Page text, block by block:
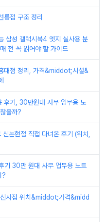
릉점 구조 정리
삼성 갤럭시북4 엣지 실사용 분
전 꼭 읽어야 할 가이드
대점 정리, 가격&middot;시설&
후기, 30만원대 사무 업무용 노
을까?
논현점 직접 다녀온 후기 (위치,
기 30만 원대 사무 업무용 노트
?
사점 위치&middot;가격&midd